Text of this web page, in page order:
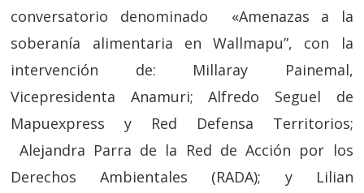
conversatorio denominado «Amenazas a la
soberanía alimentaria en Wallmapu”, con la
intervención de: Millaray Painemal,
Vicepresidenta Anamuri; Alfredo Seguel de
Mapuexpress y Red Defensa Territorios;
Alejandra Parra de la Red de Acción por los
Derechos Ambientales (RADA); y Lilian